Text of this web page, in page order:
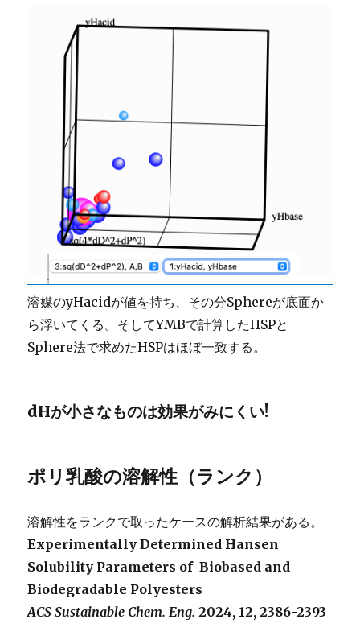
溶媒のyHacidが値を持ち、その分Sphereが底面か
ら浮いてくる。そしてYMBで計算したHSPと
Sphere法で求めたHSPはほぼ一致する。
dHが小さなものは効果がみにくい!
ポリ乳酸の溶解性（ランク）
溶解性をランクで取ったケースの解析結果がある。
Experimentally Determined Hansen
Solubility Parameters of Biobased and
Biodegradable Polyesters
ACS Sustainable Chem. Eng.2024, 12, 2386−2393